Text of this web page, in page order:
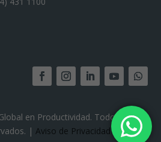
en Productividad. Todos los
| Aviso de Privacidad